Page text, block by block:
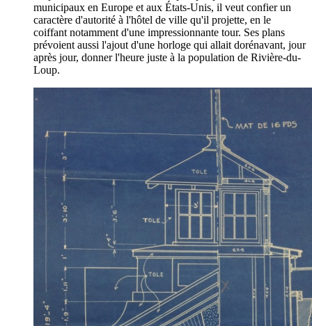
municipaux en Europe et aux États-Unis, il veut confier un
caractère d'autorité à l'hôtel de ville qu'il projette, en le
coiffant notamment d'une impressionnante tour. Ses plans
prévoient aussi l'ajout d'une horloge qui allait dorénavant, jour
après jour, donner l'heure juste à la population de Rivière-du-
Loup.